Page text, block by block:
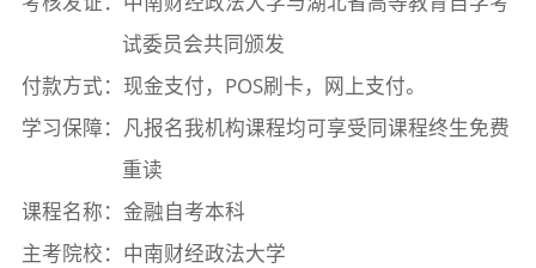
试委员会共同颁发
付款方式：现金支付，POS刷卡，网上支付。
学习保障：凡报名我机构课程均可享受同课程终生免费
重读
课程名称：金融自考本科
主考院校：中南财经政法大学